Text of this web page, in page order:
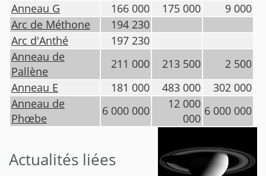
Anneau G
166 000 175 000
9 000
Arc de Méthone
194 230
Arc d'Anthé
197 230
Anneau de
Pallène
211 000 213 500
2 500
Anneau E
181 000 483 000
302 000
Anneau de
Phœbe
6 000 000
12 000
000
6 000 000
Actualités liées